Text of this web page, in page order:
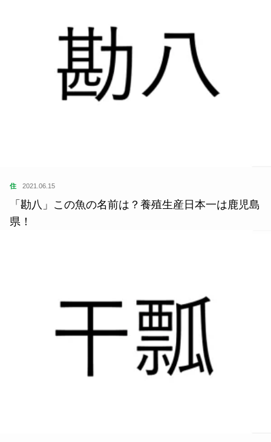
住 2021.06.15
「勘八」この魚の名前は？養殖生産日本一は鹿児島
県！